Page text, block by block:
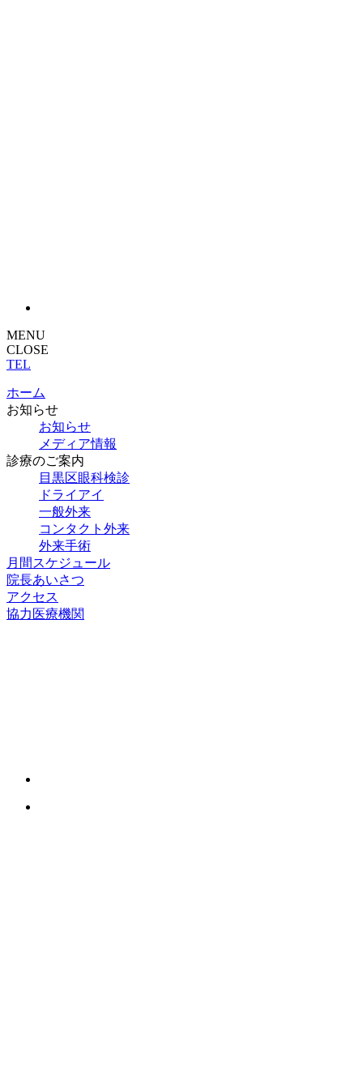
MENU
CLOSE
TEL
ホーム
お知らせ
お知らせ
メディア情報
診療のご案内
目黒区眼科検診
ドライアイ
一般外来
コンタクト外来
外来手術
月間スケジュール
院長あいさつ
アクセス
協力医療機関